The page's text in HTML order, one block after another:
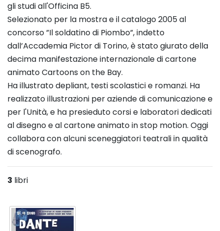
gli studi all'Officina B5.
Selezionato per la mostra e il catalogo 2005 al
concorso ”Il soldatino di Piombo”, indetto
dall’Accademia Pictor di Torino, è stato giurato della
decima manifestazione internazionale di cartone
animato Cartoons on the Bay.
Ha illustrato depliant, testi scolastici e romanzi. Ha
realizzato illustrazioni per aziende di comunicazione e
per l'Unità, e ha presieduto corsi e laboratori dedicati
al disegno e al cartone animato in stop motion. Oggi
collabora con alcuni sceneggiatori teatrali in qualità
di scenografo.
3 libri